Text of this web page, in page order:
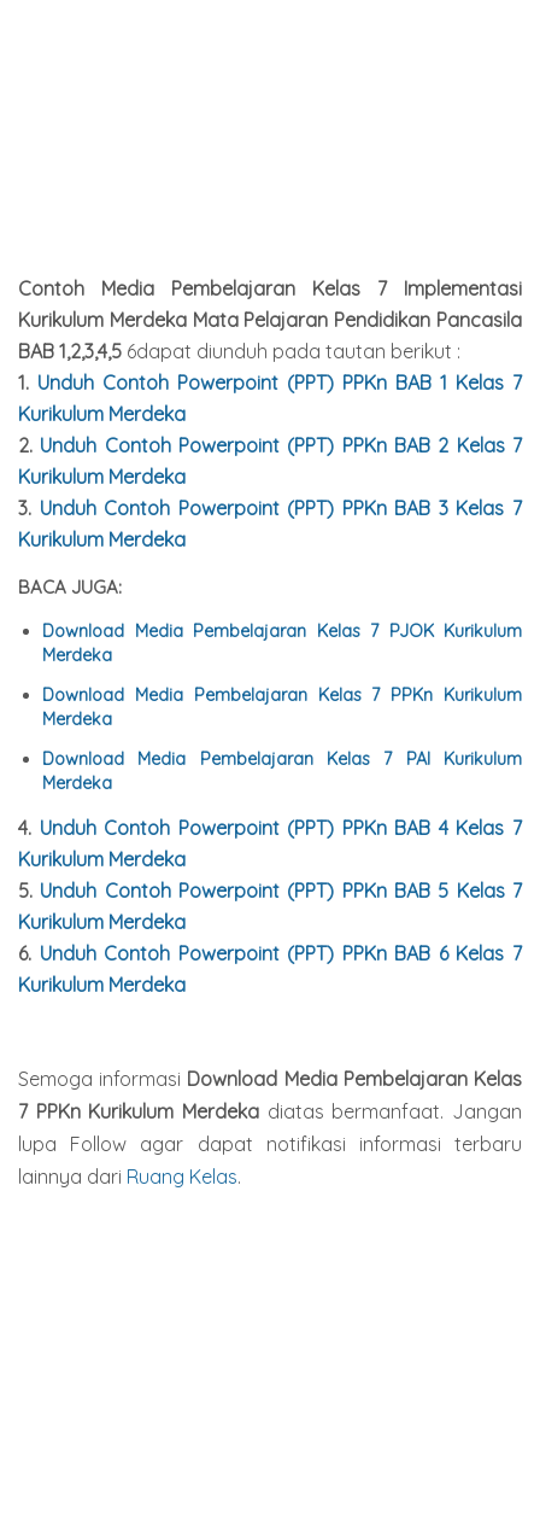
Contoh Media Pembelajaran
Kelas 7 Implementasi
Kurikulum Merdeka Mata Pelajaran Pendidikan Pancasila
BAB 1,2,3,4,5 6dapat diunduh pada tautan berikut :
1. Unduh Contoh Powerpoint (PPT) PPKn BAB 1 Kelas 7
Kurikulum Merdeka
2. Unduh Contoh Powerpoint (PPT) PPKn BAB 2 Kelas 7
Kurikulum Merdeka
3. Unduh Contoh Powerpoint (PPT) PPKn BAB 3 Kelas 7
Kurikulum Merdeka
BACA JUGA:
Download Media Pembelajaran Kelas 7 PJOK Kurikulum
Merdeka
Download Media Pembelajaran Kelas 7 PPKn Kurikulum
Merdeka
Download Media Pembelajaran Kelas 7 PAI Kurikulum
Merdeka
4. Unduh Contoh Powerpoint (PPT) PPKn BAB 4 Kelas 7
Kurikulum Merdeka
5. Unduh Contoh Powerpoint (PPT) PPKn BAB 5 Kelas 7
Kurikulum Merdeka
6. Unduh Contoh Powerpoint (PPT) PPKn BAB 6 Kelas 7
Kurikulum Merdeka
Semoga informasi Download Media Pembelajaran Kelas
7 PPKn Kurikulum Merdeka diatas bermanfaat. Jangan
lupa Follow agar dapat notifikasi informasi terbaru
lainnya dari Ruang Kelas.